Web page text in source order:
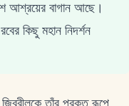
আশ্রয়ের বাগান আছে।
কিছু মহান নিদর্শন
তাঁর প্রকৃত রূপে